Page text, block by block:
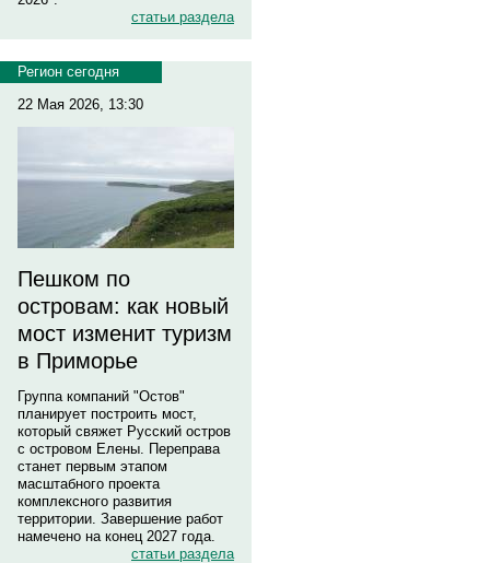
статьи раздела
Регион сегодня
22 Мая 2026, 13:30
Пешком по
островам: как новый
мост изменит туризм
в Приморье
Группа компаний "Остов"
планирует построить мост,
который свяжет Русский остров
с островом Елены. Переправа
станет первым этапом
масштабного проекта
комплексного развития
территории. Завершение работ
намечено на конец 2027 года.
статьи раздела